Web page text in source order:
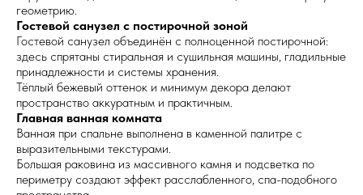
геометрию.
Гостевой санузел с постирочной зоной
Гостевой санузел объединён с полноценной постирочной:
здесь спрятаны стиральная и сушильная машины, гладильные
принадлежности и системы хранения.
Тёплый бежевый оттенок и минимум декора делают
пространство аккуратным и практичным.
Главная ванная комната
Ванная при спальне выполнена в каменной палитре с
выразительными текстурами.
Большая раковина из массивного камня и подсветка по
периметру создают эффект расслабленного, спа-подобного